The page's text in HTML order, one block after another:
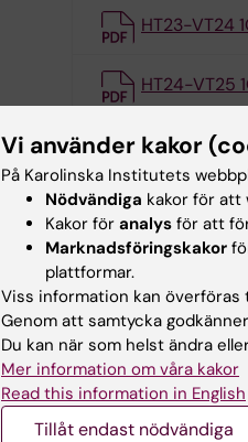
HT23-VT24
HT24-VT25
HT25-VT26
Vi använder kakor
På Karolinska Institutets
Nödvändiga kakor för att
Kakor för analys för att
Marknadsföringskakor
plattformar.
Viss information kan överföras
Genom att samtycka
Du kan när som helst ändra
Mer information om våra kakor
Read this information in English
Tillåt endast nödvändiga